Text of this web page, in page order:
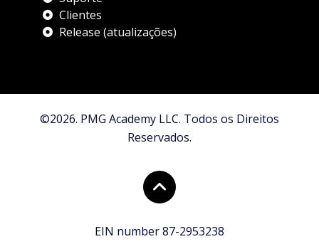
Clientes
Release (atualizações)
©2026. PMG Academy LLC. Todos os Direitos
Reservados.
EIN number 87-2953238